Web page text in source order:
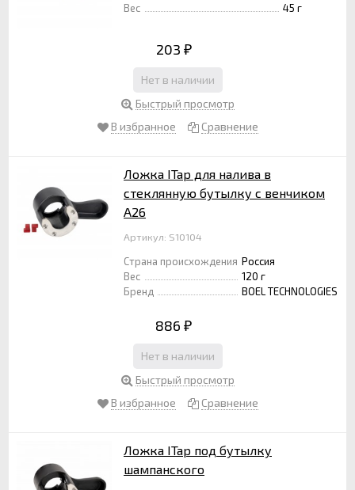
Вес
45 г
203 ₽
Нет в наличии
Быстрый просмотр
В избранное
Сравнение
Ложка ITap для налива в
стеклянную бутылку с венчиком
А26
Артикул: S10104
Страна происхождения Россия
Вес
120 г
Бренд
BOEL TECHNOLOGIES
886 ₽
Нет в наличии
Быстрый просмотр
В избранное
Сравнение
Ложка ITap под бутылку
шампанского